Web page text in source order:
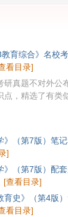
育综合》名校
看目录]
研真题不对外公
点，精选了有类
》（第7版）笔
]
》（第7版）配
[查看目录]
育史》（第4版
看目录]